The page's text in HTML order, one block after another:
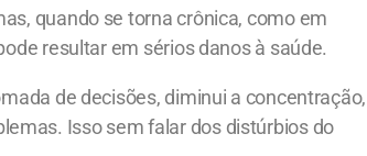
quando se torna crônica, como em
resultar em sérios danos à saúde.
de decisões, diminui a concentração,
Isso sem falar dos distúrbios do